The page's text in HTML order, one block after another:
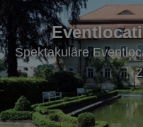
Spektakuläre
Spektakuläre